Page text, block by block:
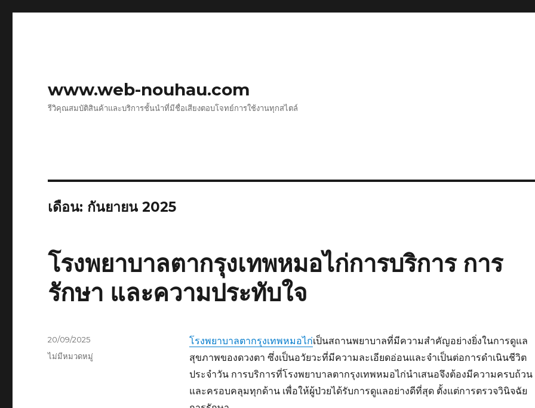
www.web-nouhau.com
รีวิคุณสมบัติสินค้าและบริการชั้นนำที่มีชื่อเสียงตอบโจทย์การใช้งานทุกสไตล์
เดือน: กันยายน 2025
โรงพยาบาลตากรุงเทพหมอไก่การบริการ การ
รักษา และความประทับใจ
โรงพยาบาลตากรุงเทพหมอไก่เป็นสถานพยาบาลที่มีความสำคัญอย่างยิ่งในการดูแล
สุขภาพของดวงตา ซึ่งเป็นอวัยวะที่มีความละเอียดอ่อนและจำเป็นต่อการดำเนินชีวิต
ประจำวัน การบริการที่โรงพยาบาลตากรุงเทพหมอไก่นำเสนอจึงต้องมีความครบถ้วน
และครอบคลุมทุกด้าน เพื่อให้ผู้ป่วยได้รับการดูแลอย่างดีที่สุด ตั้งแต่การตรวจวินิจฉัย
เขียน
เมื่อ
20/09/2025
หมวด
ไม่มีหมวดหมู่